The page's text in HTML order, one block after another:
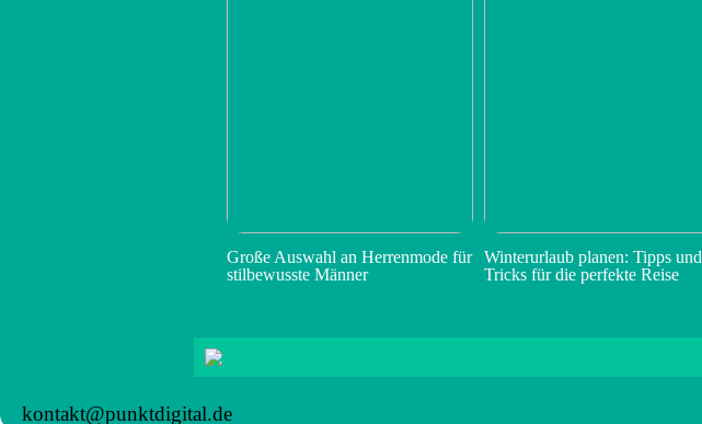
Große Auswahl an Herrenmode für
stilbewusste Männer
Winterurlaub planen: Tipps und
Tricks für die perfekte Reise
kontakt@punktdigital.de